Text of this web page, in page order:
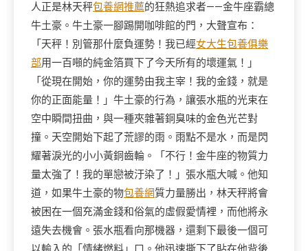
人正是林天秤包養網推薦的狂熱追求者——金牛座霸總
牛土豪。牛土豪一腳踢開咖啡館的門，大聲宣布：
「天秤！別管那什麼負運勢！我已經女大生包養俱樂
部用一百噸的純金箔買下了今天所有的壞運氣！」
「從現在開始，你的運勢由我主宰！我的金錢，就是
你的正面能量！」牛土豪的行為，讓張水瓶的光束在
空中瞬間扭曲，與一種夾雜著銅臭味的金色光芒對
撞。天空開始下起了荒謬的雨。雨點不是水，而是閃
耀著淚光的小小黃銅齒輪。「不行！金牛座的物質力
量太強了！我的單戀被汙染了！」張水瓶大喊。他知
道，如果牛土豪的物包養網質力量勝出，林天秤將會
被困在一個充滿金錢和俗氣的虛假愛情裡，而他將永
遠失去機會。張水瓶看向那機器，還剩下最後一個可